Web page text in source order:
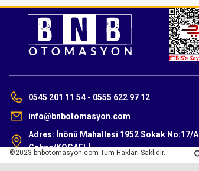
0545 201 11 54 - 0555 622 97 12
info@bnbotomasyon.com
Adres: İnönü Mahallesi 1952 Sokak No:17/A
Gebze/KOCAELİ
©2023 bnbotomasyon.com Tüm Hakları Saklıdır.